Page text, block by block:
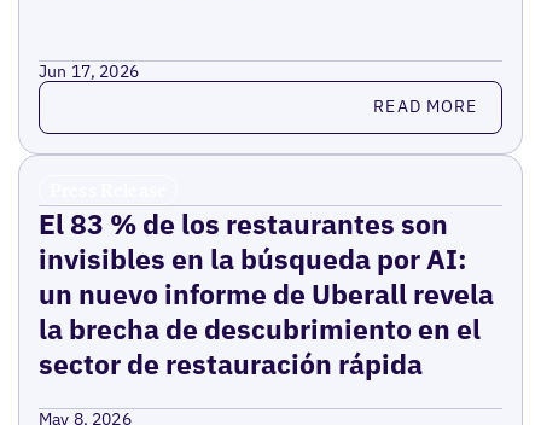
Jun 17, 2026
Read more READ MORE
El 83 % de los restaurantes son
invisibles en la búsqueda por AI:
un nuevo informe de Uberall revela
la brecha de descubrimiento en el
sector de restauración rápida
May 8, 2026